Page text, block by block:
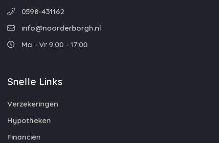
0598-431162
info@noorderborgh.nl
Ma - Vr 9:00 - 17:00
Snelle Links
Verzekeringen
Hypotheken
Financiën